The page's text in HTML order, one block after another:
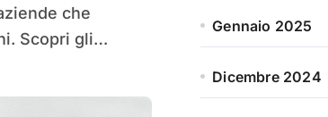
che
Scopri gli…
Gennaio 2025
Dicembre 2024